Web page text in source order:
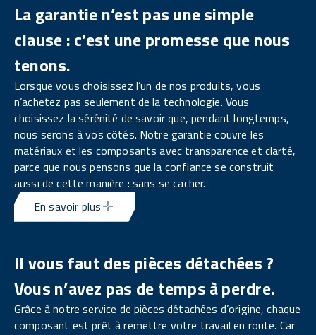
La garantie n’est pas une simple
clause : c’est une promesse que nous
tenons.
Lorsque vous choisissez l’un de nos produits, vous
n’achetez pas seulement de la technologie. Vous
choisissez la sérénité de savoir que, pendant longtemps,
nous serons à vos côtés. Notre garantie couvre les
matériaux et les composants avec transparence et clarté,
parce que nous pensons que la confiance se construit
aussi de cette manière : sans se cacher.
En savoir plus
Il vous faut des pièces détachées ?
Vous n’avez pas de temps à perdre.
Grâce à notre service de pièces détachées d’origine, chaque
composant est prêt à remettre votre travail en route. Car